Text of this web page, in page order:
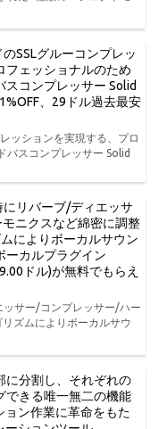
SSLグルーコンプレッ
フェッショナルのため
コンプレッサー Solid
、29ドル過去最安
ッションを実現する、プロ
バスコンプレッサー Solid
リバーブ/ディエッサ
ニクスなど綿密に調整
によりボーカルサウン
ーカルプラグイン
ドル)が無料でもらえ
サー/コンプレッサー/ハー
ズムによりボーカルサウ
に分割し、それぞれの
できる唯一無二の機能
ョン作業に革命をもた